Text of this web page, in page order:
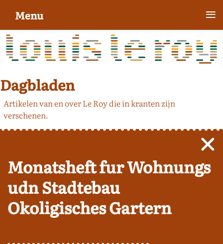
Dagbladen
Artikelen van en over Le Roy die in kranten zijn
verschenen.
Monatsheft fur Wohnungs
udn Stadtebau
Okoligisches Gartern
Menu ≡